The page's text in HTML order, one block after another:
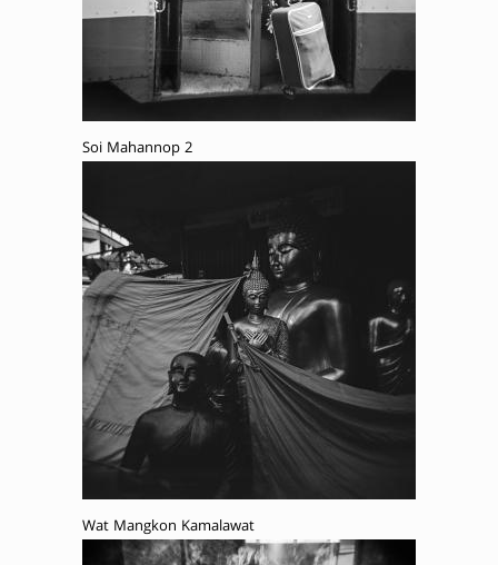
Soi Mahannop 2
Wat Mangkon Kamalawat